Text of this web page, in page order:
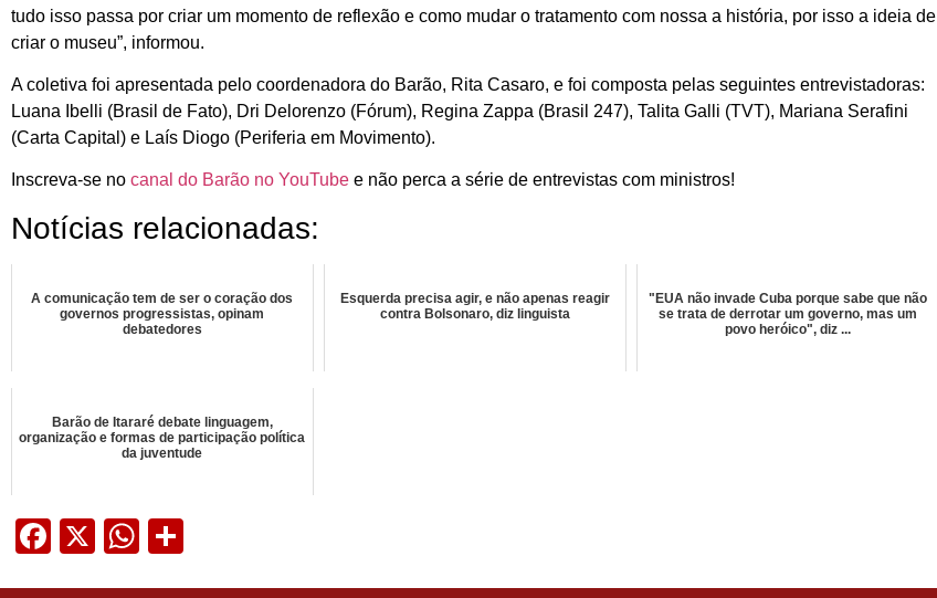
tudo isso passa por criar um momento de reflexão e como mudar o tratamento com nossa a história, por isso a ideia de
criar o museu”, informou.
A coletiva foi apresentada pelo coordenadora do Barão, Rita Casaro, e foi composta pelas seguintes entrevistadoras:
Luana Ibelli (Brasil de Fato), Dri Delorenzo (Fórum), Regina Zappa (Brasil 247), Talita Galli (TVT), Mariana Serafini
(Carta Capital) e Laís Diogo (Periferia em Movimento).
Inscreva-se no canal do Barão no YouTube e não perca a série de entrevistas com ministros!
Notícias relacionadas:
A comunicação tem de ser o coração dos
governos progressistas, opinam
debatedores
Esquerda precisa agir, e não apenas reagir
contra Bolsonaro, diz linguista
"EUA não invade Cuba porque sabe que não
se trata de derrotar um governo, mas um
povo heróico", diz ...
Barão de Itararé debate linguagem,
organização e formas de participação política
da juventude
Facebook
X WhatsApp